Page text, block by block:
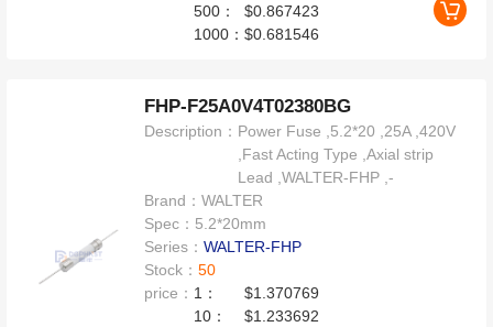
500：
$0.867423
1000：$0.681546
FHP-F25A0V4T02380BG
Description： Power Fuse ,5.2*20 ,25A ,420V
,Fast Acting Type ,Axial strip
Lead ,WALTER-FHP ,-
Brand：WALTER
Spec： 5.2*20mm
Series：WALTER-FHP
Stock：50
price： 1：
$1.370769
10：
$1.233692